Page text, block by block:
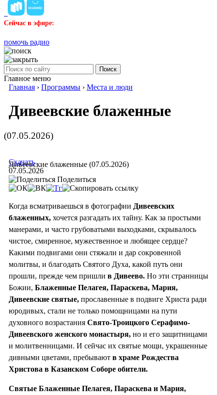
Сейчас в эфире:
помочь радио
Поиск
Главное меню
Главная › Программы › Места и люди
Дивеевские блаженные
(07.05.2026)
Дивеевские блаженные (07.05.2026)
Скачать
07.05.2026
Поделиться
Когда всматриваешься в фотографии Дивеевских
блаженных, хочется разгадать их тайну. Как за простыми
манерами, и часто грубоватыми выходками, скрывалось
чистое, смиренное, мужественное и любящее сердце?
Какими подвигами они стяжали и дар сокровенной
молитвы, и благодать Святого Духа, какой путь они
прошли, прежде чем пришли в Дивеево. Но эти странницы
Божии, Блаженные Пелагея, Параскева, Мария,
Дивеевские святые, прославенные в подвиге Христа ради
юродивых, стали не только помощницами на пути
духовного возрастания Свято-Троицкого Серафимо-
Дивеевского женского монастыря, но и его защитницами
и молитвенницами. И сейчас их святые мощи, украшенные
дивными цветами, пребывают в храме Рождества
Христова в Казанском Соборе обители.
Святые Блаженные Пелагея, Параскева и Мария,